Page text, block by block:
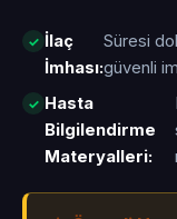
İlaç
İmhası:
Süresi
güvenli
Hasta
Bilgilendirme
Materyalleri: